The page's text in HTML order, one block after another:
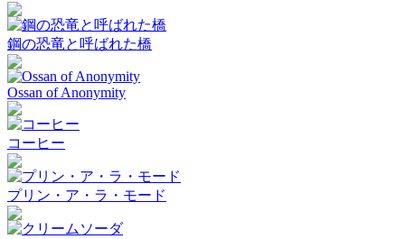
鋼の恐竜と呼ばれた橋
Ossan of Anonymity
コーヒー
プリン・ア・ラ・モード